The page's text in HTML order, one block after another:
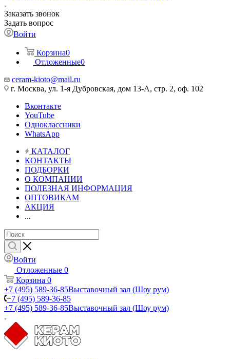
Заказать звонок
Задать вопрос
Войти
Корзина0
Отложенные0
ceram-kioto@mail.ru
г. Москва, ул. 1-я Дубровская, дом 13-А, стр. 2, оф. 102
Вконтакте
YouTube
Одноклассники
WhatsApp
КАТАЛОГ
КОНТАКТЫ
ПОДБОРКИ
О КОМПАНИИ
ПОЛЕЗНАЯ ИНФОРМАЦИЯ
ОПТОВИКАМ
АКЦИЯ
...
Войти
Отложенные 0
Корзина 0
+7 (495) 589-36-85Выставочный зал (Шоу рум)
+7 (495) 589-36-85
+7 (495) 589-36-85Выставочный зал (Шоу рум)